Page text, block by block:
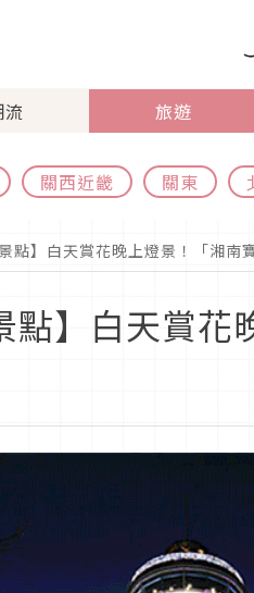
旅遊
關西近畿 關東
點】白天賞花晚上燈景！「湘南
點】白天賞